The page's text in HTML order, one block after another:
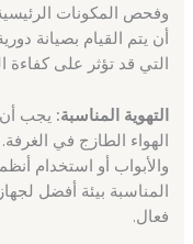
وفحص المكونات
أن يتم القيام بصيانة
التي قد تؤثر على كفاءة
التهوية المناسبة: يجب أن
الهواء الطازج في
والأبواب أو استخدام
المناسبة بيئة أفضل
فعال.